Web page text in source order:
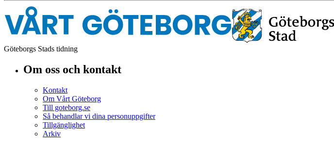
Göteborgs Stads tidning
Om oss och kontakt
Kontakt
Om Vårt Göteborg
Till goteborg.se
Så behandlar vi dina personuppgifter
Tillgänglighet
Arkiv